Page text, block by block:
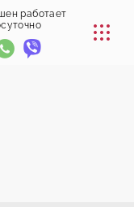
работает